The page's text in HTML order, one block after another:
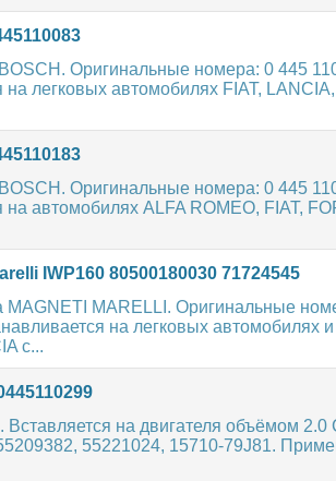
Оригинальные номера: 0 445
на легковых автомобилях FIAT,
Оригинальные номера: 0 445
на автомобилях ALFA ROMEO, FIAT,
IWP160 80500180030 71724545
MAGNETI MARELLI. Оригинальные
на легковых автомобилях
с...
на двигателя объёмом 2.0
55221024, 15710-79J81.